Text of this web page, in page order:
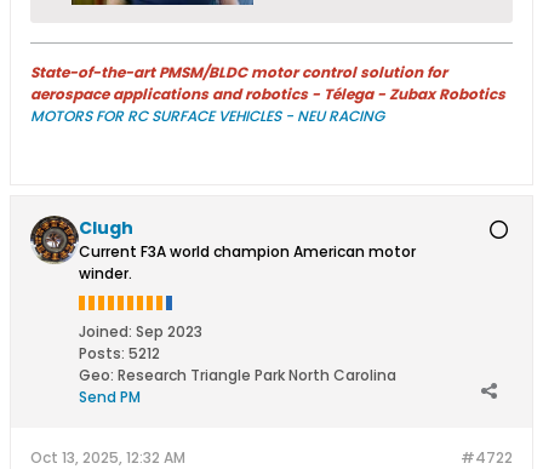
State-of-the-art PMSM/BLDC motor control solution for
aerospace applications and robotics - Télega - Zubax Robotics
MOTORS FOR RC SURFACE VEHICLES - NEU RACING
Clugh
Current F3A world champion American motor
winder.
Joined: Sep 2023
Posts: 5212
Geo: Research Triangle Park North Carolina
Send PM
#4722
Oct 13, 2025, 12:32 AM